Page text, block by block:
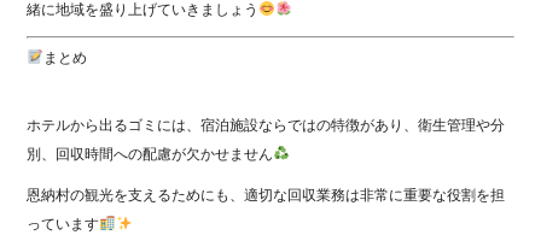
緒に地域を盛り上げていきましょう
まとめ
ホテルから出るゴミには、宿泊施設ならではの特徴があり、衛生管理や分
別、回収時間への配慮が欠かせません
恩納村の観光を支えるためにも、適切な回収業務は非常に重要な役割を担
っています